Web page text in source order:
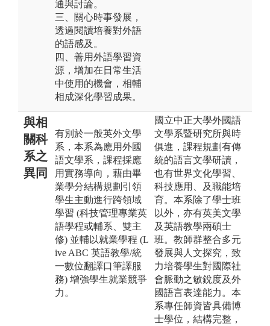
通與討論。
三、關心時事發展，
透過閱讀培養對外語
的語感及。
四、善用外語學習資
源，增加在日常生活
中使用的機會，相輔
相成深化學習成果。
與相
關科
系之
異同
有別於一般英外文學
系，本系為應用外國
語文學系，課程採應
用實務導向，藉由畢
業學分結構規劃引領
學生主動進行跨領域
學習 (科技管理專業英
語學程或輔系、雙主
修) 並輔以就業學程 (L
ive ABC 英語教學/統
一數位翻譯口筆譯服
務) 增強學生就業競爭
力。
國立中正大學外國語
文學系暨研究所與時
俱進，課程規劃有傳
統的語言文學研讀，
也有世界文化學習、
科技應用、及職能培
育。本系除了學士班
以外，亦有英美文學
及英語教學兩碩士
班。教師群整合多元
發展與人文探究，致
力培養學生對國際社
會脈動之敏銳度及外
國語言表達能力。本
系專任師資皆具備博
士學位，結構完整，